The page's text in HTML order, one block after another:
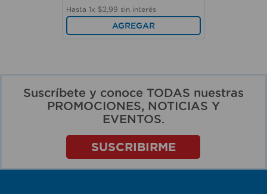
Hasta 1x $2 99 sin interés
AGREGAR
Suscríbete y conoce TODAS nuestras
PROMOCIONES, NOTICIAS Y
EVENTOS.
SUSCRIBIRME